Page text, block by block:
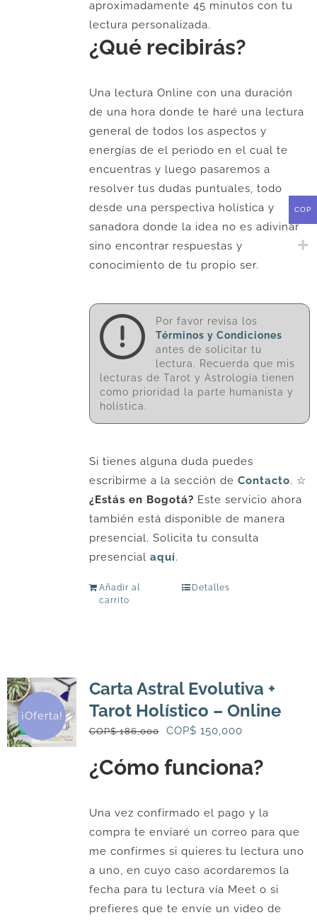
aproximadamente 45 minutos con tu
lectura personalizada.
¿Qué recibirás?
Una lectura Online con una duración
de una hora donde te haré una lectura
general de todos los aspectos y
energías de el periodo en el cual te
encuentras y luego pasaremos a
resolver tus dudas puntuales, todo
desde una perspectiva holística y
sanadora donde la idea no es adivinar
sino encontrar respuestas y
conocimiento de tu propio ser.
Por favor revisa los
Términos y Condiciones
antes de solicitar tu
lectura. Recuerda que mis
lecturas de Tarot y Astrología tienen
como prioridad la parte humanista y
holística.
Si tienes alguna duda puedes
escribirme a la sección de Contacto. ☆
¿Estás en Bogotá? Este servicio ahora
también está disponible de manera
presencial. Solicita tu consulta
presencial aquí.
Añadir al
carrito
Detalles
¡Oferta!
Carta Astral Evolutiva +
Tarot Holístico – Online
COP$186,000
El
original
COP$
186,000.
COP$ 150,000El
actual
COP$
¿Cómo funciona?
Una vez confirmado el pago y la
compra te enviaré un correo para que
me confirmes si quieres tu lectura uno
a uno, en cuyo caso acordaremos la
fecha para tu lectura vía Meet o si
prefieres que te envíe un video de
COP